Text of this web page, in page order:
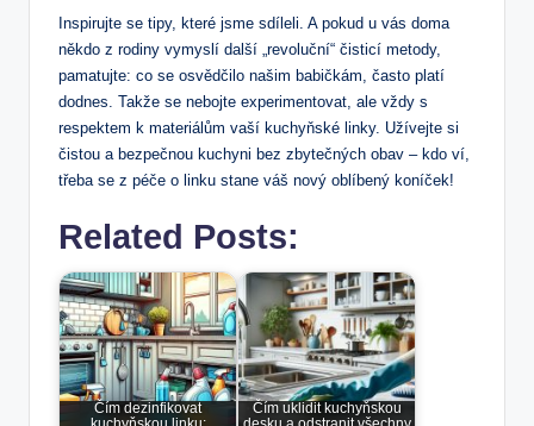
Inspirujte se tipy, které jsme sdíleli. A pokud u vás doma
někdo z rodiny vymyslí další „revoluční“ čisticí metody,
pamatujte: co se osvědčilo našim babičkám, často platí
dodnes. Takže se nebojte experimentovat, ale vždy s
respektem k materiálům vaší kuchyňské linky. Užívejte si
čistou a bezpečnou kuchyni bez zbytečných obav – kdo ví,
třeba se z péče o linku stane váš nový oblíbený koníček!
Related Posts:
Čím dezinfikovat
Čím uklidit kuchyňskou